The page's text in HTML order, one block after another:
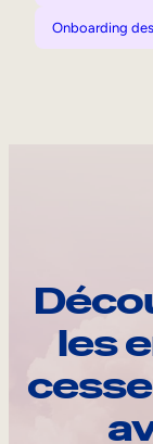
Onboarding
les